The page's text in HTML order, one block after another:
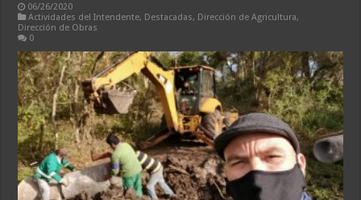
06/26/2020
Actividades del Intendente, Destacadas, Dirección de Agricultura,
Dirección de Obras
0